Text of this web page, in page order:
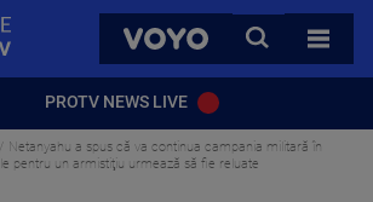
VOYO
CAUTA
TOATE
PROTV NEWS LIVE
Netanyahu a spus că va continua campania militară în
pentru un armistiţiu urmează să fie reluate